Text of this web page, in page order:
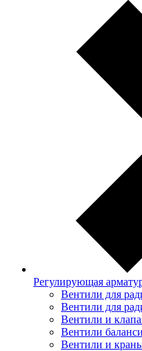
Регулирующая
Вентили для
Вентили для
Вентили и
Вентили
Вентили и